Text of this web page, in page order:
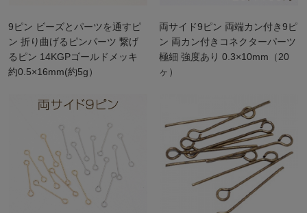
9ピン ビーズとパーツを通すピ
ン 折り曲げるピンパーツ 繋げ
るピン 14KGPゴールドメッキ
約0.5×16mm(約5g）
両サイド9ピン 両端カン付き9ピ
ン 両カン付きコネクターパーツ
極細 強度あり 0.3×10mm（20
ヶ）